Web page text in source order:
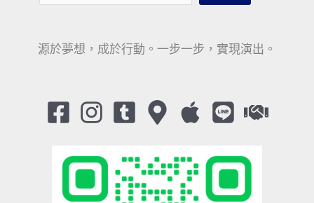
源於夢想，成於行動。一步一步，實現演出。